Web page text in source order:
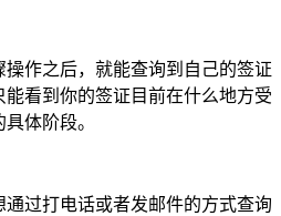
作之后，就能查询到自己的签证
看到你的签证目前在什么地方受
体阶段。
过打电话或者发邮件的方式查询